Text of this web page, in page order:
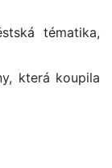
tématika,
která koupila